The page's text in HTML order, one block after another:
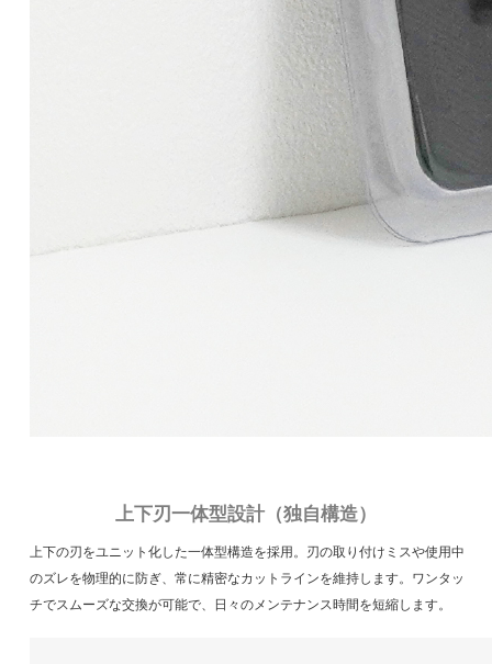
上下刃一体型設計（独自構造）
上下の刃をユニット化した一体型構造を採用。刃の取り付けミスや使用中
のズレを物理的に防ぎ、常に精密なカットラインを維持します。ワンタッ
チでスムーズな交換が可能で、日々のメンテナンス時間を短縮します。